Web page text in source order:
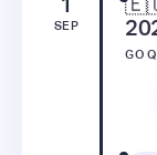
SEP
GO